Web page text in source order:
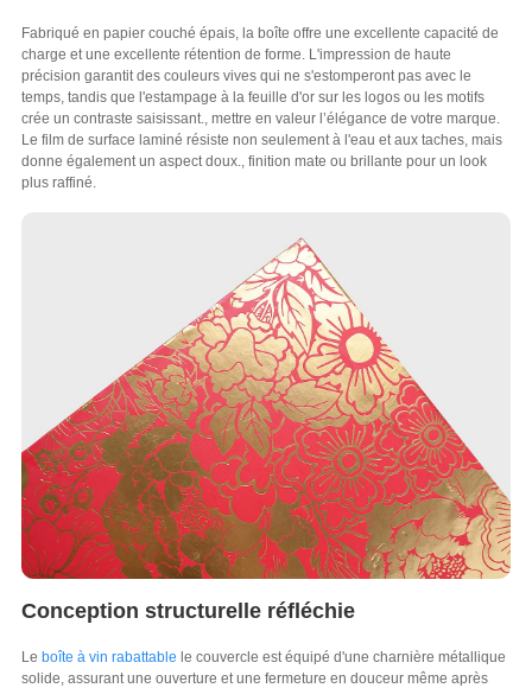
Fabriqué en papier couché épais, la boîte offre une excellente capacité de
charge et une excellente rétention de forme. L'impression de haute
précision garantit des couleurs vives qui ne s'estomperont pas avec le
temps, tandis que l'estampage à la feuille d'or sur les logos ou les motifs
crée un contraste saisissant., mettre en valeur l’élégance de votre marque.
Le film de surface laminé résiste non seulement à l'eau et aux taches, mais
donne également un aspect doux., finition mate ou brillante pour un look
plus raffiné.
Conception structurelle réfléchie
Le boîte à vin rabattable le couvercle est équipé d'une charnière métallique
solide, assurant une ouverture et une fermeture en douceur même après